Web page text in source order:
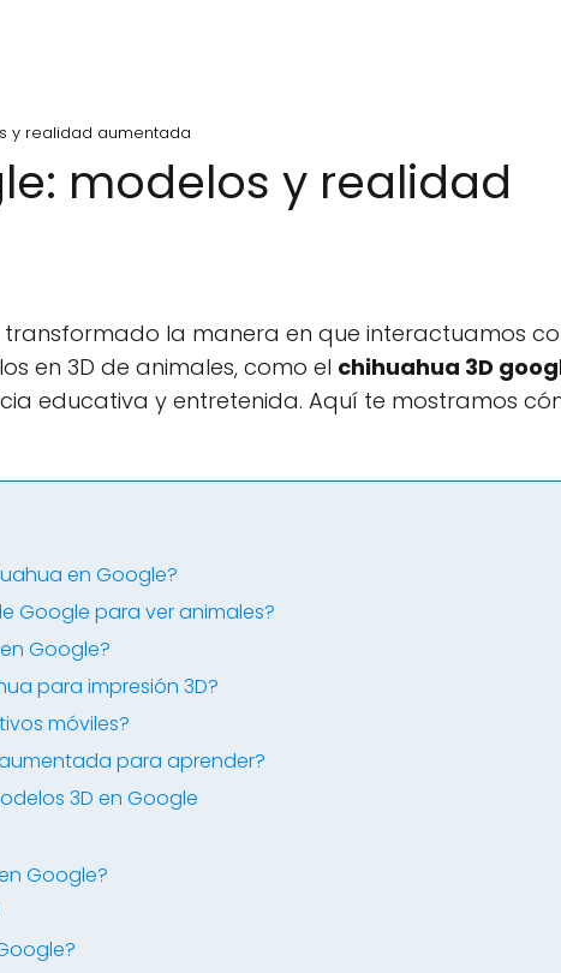
y realidad aumentada
modelos y realidad
la manera en que interactuamos
en 3D de animales, como el chihuahua 3D
educativa y entretenida. Aquí te mostramos
en Google?
Google para ver animales?
Google?
para impresión 3D?
móviles?
para aprender?
3D en Google
Google?